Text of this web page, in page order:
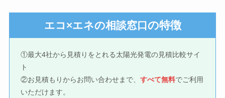
エコ×エネの相談窓口の特徴
①最大4社から見積りをとれる太陽光発電の見積比較サイ
ト
②お見積もりからお問い合わせまで、すべて無料でご利用
いただけます。